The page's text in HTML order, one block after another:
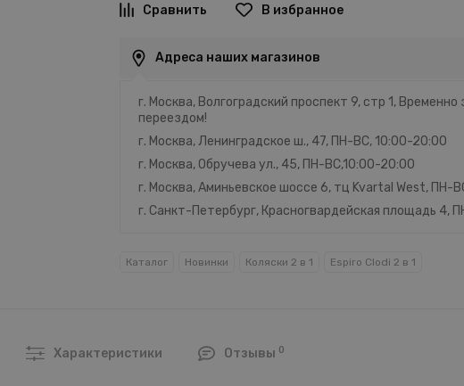
В избранное
Адреса наших магазинов
г. Москва, Волгоградский проспект 9, стр 1, Временно
переездом!
г. Москва, Ленинградское ш., 47, ПН-ВС, 10:00-20:00
г. Москва, Обручева ул., 45, ПН-ВС,10:00-20:00
г. Москва, Аминьевское шоссе 6, тц Kvartal West, ПН-
г. Санкт-Петербург, Красногвардейская площадь 4,
Каталог Новинки Коляски 2 в 1 Espiro Clodi 2 в 1
Характеристики Отзывы 0